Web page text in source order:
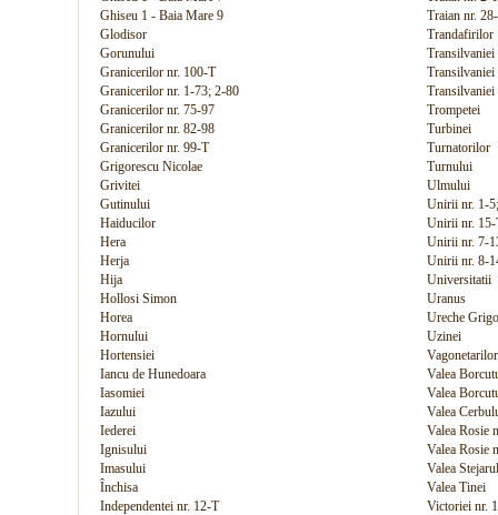
Ghiseu 1 - Baia Mare 9
Traian nr.
Glodisor
Trandafirilor
Gorunului
Granicerilor nr. 100-T
Granicerilor nr. 1-73; 2-80
Transilvaniei
Granicerilor nr. 75-97
Trompetei
Granicerilor nr. 82-98
Turbinei
Granicerilor nr. 99-T
Turnatorilor
Grigorescu Nicolae
Turnului
Grivitei
Ulmului
Gutinului
Unirii nr. 1-
Haiducilor
Unirii nr. 15-
Hera
Unirii nr. 7-
Herja
Unirii nr. 8-
Hija
Universitatii
Hollosi Simon
Uranus
Horea
Ureche
Hornului
Uzinei
Hortensiei
Vagonetarilor
Iancu de Hunedoara
Valea
Iasomiei
Valea
Iazului
Valea
Iederei
Valea Rosie
Ignisului
Valea Rosie
Imasului
Valea
Închisa
Valea Tinei
Independentei nr. 12-T
Victoriei nr.